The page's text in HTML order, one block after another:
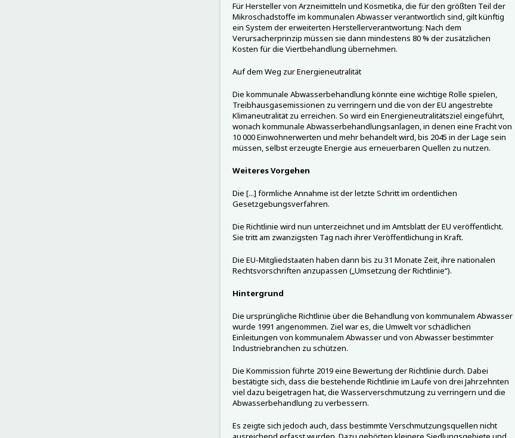
Für Hersteller von Arzneimitteln und Kosmetika, die für den größten Teil der
Mikroschadstoffe im kommunalen Abwasser verantwortlich sind, gilt künftig
ein System der erweiterten Herstellerverantwortung: Nach dem
Verursacherprinzip müssen sie dann mindestens 80 % der zusätzlichen
Kosten für die Viertbehandlung übernehmen.
Auf dem Weg zur Energieneutralität
Die kommunale Abwasserbehandlung könnte eine wichtige Rolle spielen,
Treibhausgasemissionen zu verringern und die von der EU angestrebte
Klimaneutralität zu erreichen. So wird ein Energieneutralitätsziel eingeführt,
wonach kommunale Abwasserbehandlungsanlagen, in denen eine Fracht von
10 000 Einwohnerwerten und mehr behandelt wird, bis 2045 in der Lage sein
müssen, selbst erzeugte Energie aus erneuerbaren Quellen zu nutzen.
Weiteres Vorgehen
Die [...] förmliche Annahme ist der letzte Schritt im ordentlichen
Gesetzgebungsverfahren.
Die Richtlinie wird nun unterzeichnet und im Amtsblatt der EU veröffentlicht.
Sie tritt am zwanzigsten Tag nach ihrer Veröffentlichung in Kraft.
Die EU-Mitgliedstaaten haben dann bis zu 31 Monate Zeit, ihre nationalen
Rechtsvorschriften anzupassen („Umsetzung der Richtlinie“).
Hintergrund
Die ursprüngliche Richtlinie über die Behandlung von kommunalem Abwasser
wurde 1991 angenommen. Ziel war es, die Umwelt vor schädlichen
Einleitungen von kommunalem Abwasser und von Abwasser bestimmter
Industriebranchen zu schützen.
Die Kommission führte 2019 eine Bewertung der Richtlinie durch. Dabei
bestätigte sich, dass die bestehende Richtlinie im Laufe von drei Jahrzehnten
viel dazu beigetragen hat, die Wasserverschmutzung zu verringern und die
Abwasserbehandlung zu verbessern.
Es zeigte sich jedoch auch, dass bestimmte Verschmutzungsquellen nicht